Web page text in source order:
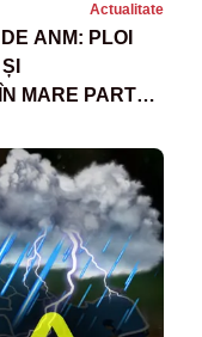
Actualitate
ANM: PLOI
MARE PARTE